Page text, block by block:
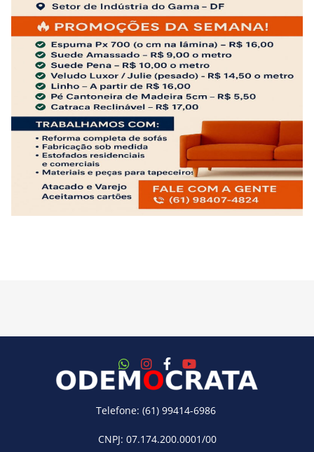
Telefone: (61) 99414-6986
CNPJ: 07.174.200.0001/00